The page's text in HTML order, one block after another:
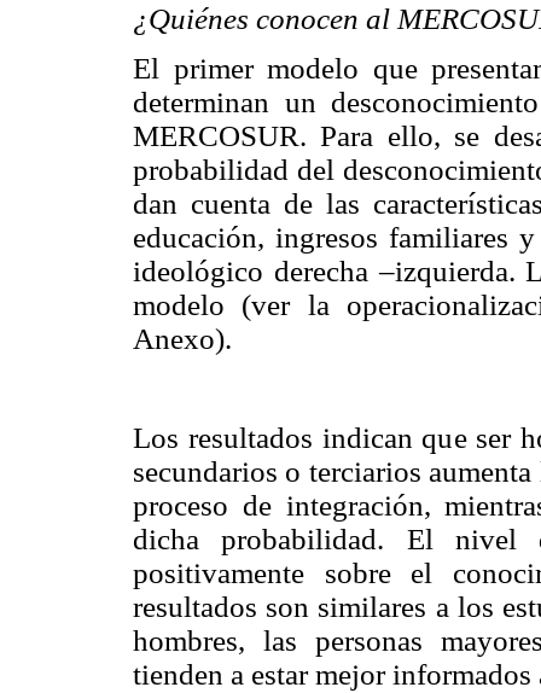
¿Quiénes conocen al
El primer modelo que
determinan un
MERCOSUR. Para ello, se
probabilidad del
dan cuenta de las
educación, ingresos familiares
ideológico derecha –izquierda.
modelo (ver la
Anexo).
Los resultados indican que ser
secundarios o terciarios
proceso de integración,
dicha probabilidad. El nivel
positivamente sobre el
resultados son similares a los
hombres, las personas
tienden a estar mejor